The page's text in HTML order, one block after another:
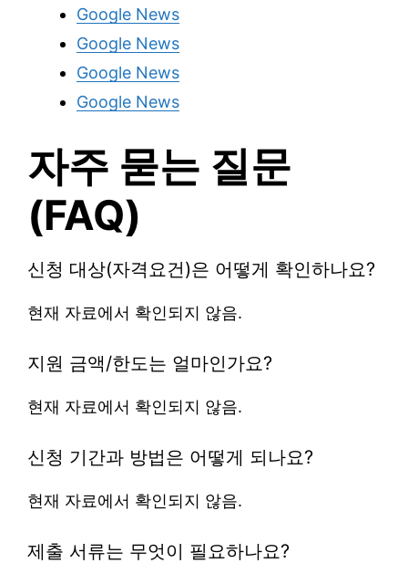
Google News
Google News
Google News
Google News
자주 묻는 질문
(FAQ)
신청 대상(자격요건)은 어떻게 확인하나요?
현재 자료에서 확인되지 않음.
지원 금액/한도는 얼마인가요?
현재 자료에서 확인되지 않음.
신청 기간과 방법은 어떻게 되나요?
현재 자료에서 확인되지 않음.
제출 서류는 무엇이 필요하나요?